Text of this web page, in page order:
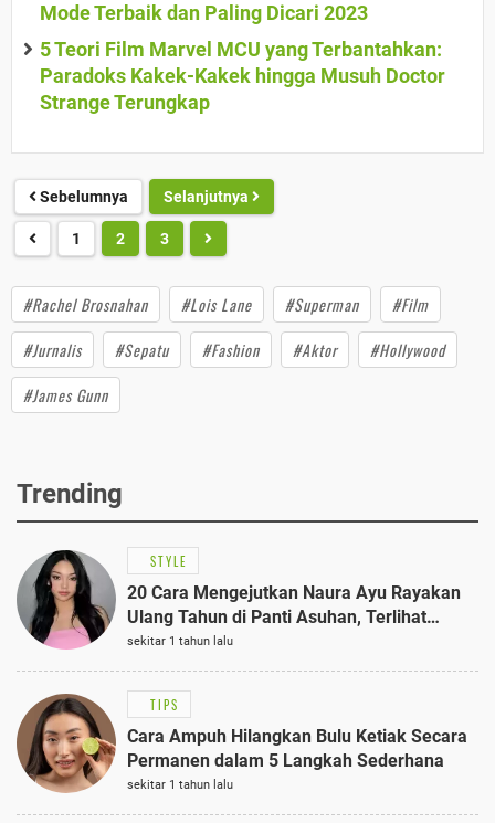
Mode Terbaik dan Paling Dicari 2023
5 Teori Film Marvel MCU yang Terbantahkan:
Paradoks Kakek-Kakek hingga Musuh Doctor
Strange Terungkap
Sebelumnya Selanjutnya
1 2 3
#Rachel Brosnahan #Lois Lane #Superman
#Film
#Jurnalis
#Sepatu #Fashion #Aktor
#Hollywood
#James Gunn
Trending
STYLE
20 Cara Mengejutkan Naura Ayu Rayakan
Ulang Tahun di Panti Asuhan, Terlihat
Anggun dengan Kaftan Cokelat
sekitar 1 tahun lalu
TIPS
Cara Ampuh Hilangkan Bulu Ketiak Secara
Permanen dalam 5 Langkah Sederhana
sekitar 1 tahun lalu